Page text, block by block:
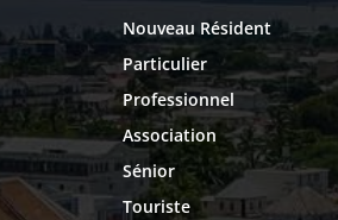
Nouveau Résident
Particulier
Professionnel
Association
Sénior
Touriste